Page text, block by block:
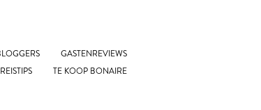
GASTENREVIEWS
REISTIPS
TE KOOP BONAIRE